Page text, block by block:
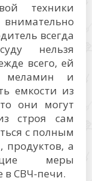
техники
всегда
нельзя
всего, ей
меламин и
емкости из
они могут
строя сам
с полным
а
меры
в СВЧ-печи.